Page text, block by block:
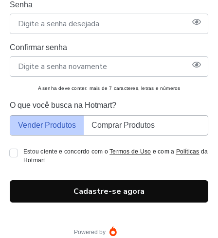
Senha
Confirmar senha
A senha deve conter: mais de 7 caracteres, letras e números
O que você busca na Hotmart?
Vender Produtos Comprar Produtos
Estou ciente e concordo com oTermos de Uso e com a Políticas da
Hotmart.
Cadastre-se agora
Powered by